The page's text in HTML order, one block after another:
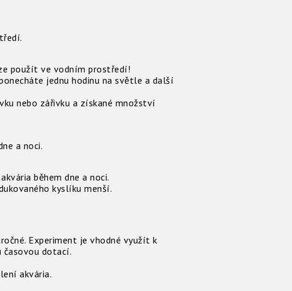
použít ve vodním prostředí!
jednu hodinu na světle a další
nebo zářivku a získané množství
a noci.
během dne a noci.
kyslíku menší.
Experiment je vhodné využít k
časovou dotací.
akvária.